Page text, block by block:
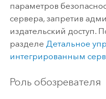
параметров
сервера, запретив
издательский доступ.
разделе Детальное
интегрированным
Роль обозревателя